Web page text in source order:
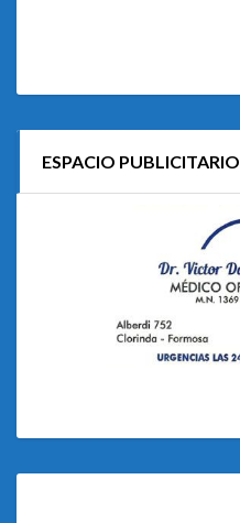
ESPACIO PUBLICITARIO